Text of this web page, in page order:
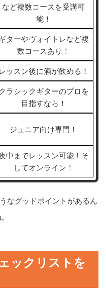
など複数コースを受講可
能！
ターやヴォイトレなど複
数コースあり！
レッスン後に酒が飲める！
クラシックギターのプロを
目指すなら！
ジュニア向け専門！
中までレッスン可能！そ
してオンライン！
なグッドポイントがあるん
ックリストを